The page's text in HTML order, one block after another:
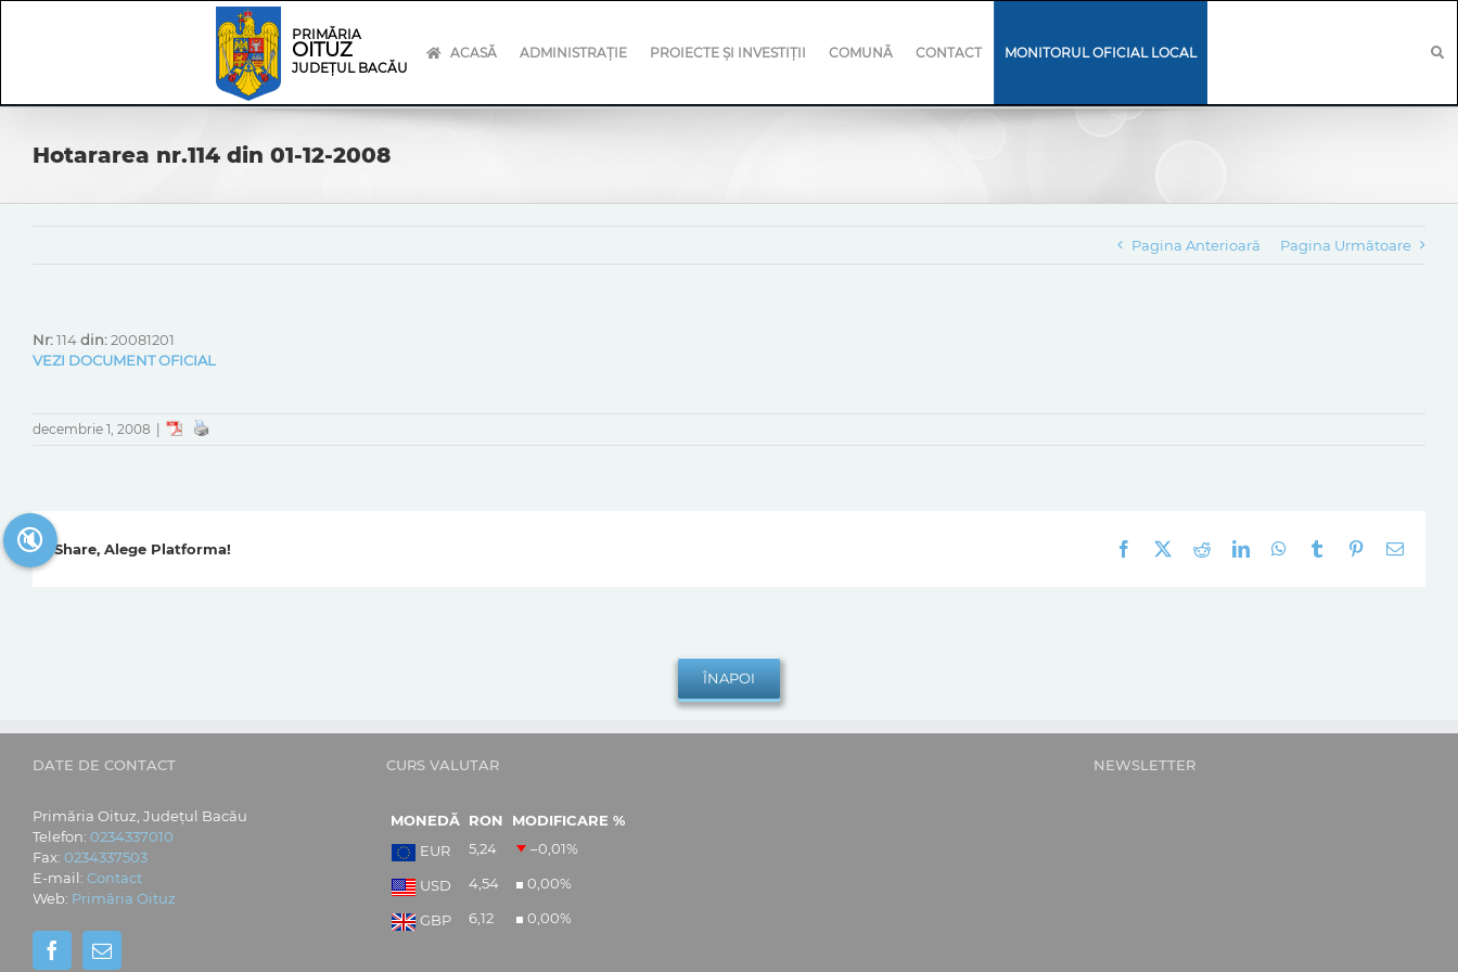
PRIMĂRIA
OITUZ
JUDEȚUL BACĂU
ACASĂ ADMINISTRAȚIE PROIECTE ȘI INVESTIȚII COMUNĂ CONTACT MONITORUL OFICIAL LOCAL
Hotararea nr.114 din 01-12-2008
Pagina Anterioară Pagina Următoare
Nr:114din:20081201
VEZI DOCUMENT OFICIAL
decembrie 1, 2008
Share, Alege Platforma! Facebook RedditLinkedInWhatsApp
Tumblr Pinterest
E-
DATE DE CONTACT
Primăria Oituz, Județul Bacău
Telefon: 0234337010
Fax: 0234337503
E-mail: Contact
Web: Primăria Oituz
CURS VALUTAR
MONEDĂ RON
MODIFICARE %
EUR
5,24 –0,01%
USD 4,54 0,00%
GBP 6,12 0,00%
NEWSLETTER
🔇